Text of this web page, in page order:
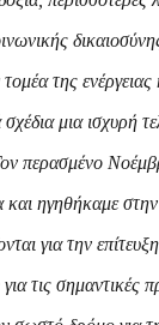
της ενέργειας
μια ισχυρή
περασμένο
ηγηθήκαμε
για την
τις σημαντικές